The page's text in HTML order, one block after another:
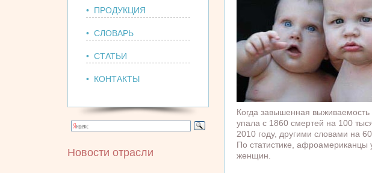
• ПРОДУКЦИЯ
• СЛОВАРЬ
• СТАТЬИ
• КОНТАКТЫ
Новости отрасли
Когда завышенная
упала с 1860 смертей на 100
2010 году, другими словами на
По статистике,
женщин.